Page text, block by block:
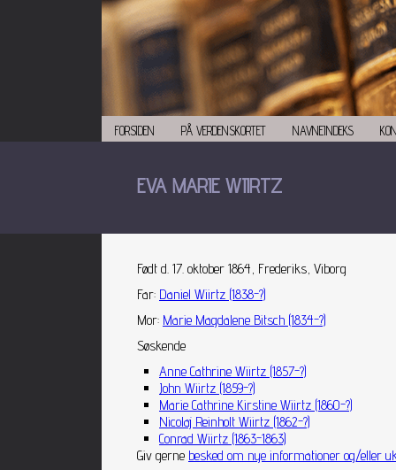
FORSIDEN PÅ VERDENSKORTET NAVNEINDEKS
EVA MARIE WIIRTZ
Født d. 17. oktober 1864, Frederiks, Viborg
Far: Daniel Wiirtz (1838-?)
Mor: Marie Magdalene Bitsch (1834-?)
Søskende
Anne Cathrine Wiirtz (1857-?)
John Wiirtz (1859-?)
Marie Cathrine Kirstine Wiirtz (1860-?)
Nicolaj Reinholt Wiirtz (1862-?)
Conrad Wiirtz (1863-1863)
Giv gerne besked om nye informationer og/eller